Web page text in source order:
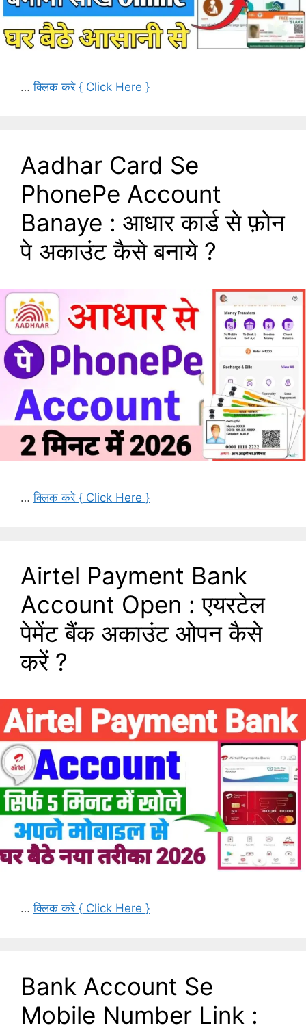
…क्लिक करे { Click Here }
Aadhar Card Se
PhonePe Account
Banaye : आधार कार्ड से फ़ोन
पे अकाउंट कैसे बनाये ?
…क्लिक करे { Click Here }
Airtel Payment Bank
Account Open : एयरटेल
पेमेंट बैंक अकाउंट ओपन कैसे
करें ?
…क्लिक करे { Click Here }
Bank Account Se
Mobile Number Link :